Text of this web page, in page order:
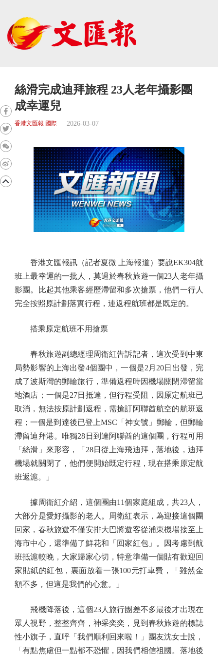
絲滑完成迪拜旅程 23人老年攝影團
成幸運兒
香港文匯報 國際 2026-03-07
香港文匯報訊（記者夏微 上海報道）要說EK304航
班上最幸運的一批人，莫過於春秋旅遊一個23人老年攝
影團。比起其他乘客經歷滯留和多次搶票，他們一行人
完全按照原計劃落實行程，連返程航班都是既定的。
搭乘原定航班不用搶票
春秋旅遊副總經理周衛紅告訴記者，這次受到中東
局勢影響的上海出發4個團中，一個是2月20日出發，完
成了波斯灣的郵輪旅行，準備返程時因機場關閉滯留當
地酒店；一個是27日抵達，但行程受阻，因原定航班已
取消，無法按原計劃返程，需搶訂阿聯酋航空的航班返
程；一個是到達後已登上MSC「神女號」郵輪，但郵輪
滯留迪拜港。唯獨28日到達阿聯酋的這個團，行程可用
「絲滑」來形容，「28日從上海飛迪拜，落地後，迪拜
機場就關閉了，他們便開始既定行程，現在搭乘原定航
班返滬。」
據周衛紅介紹，這個團由11個家庭組成，共23人，
大部分是愛好攝影的老人。周衛紅表示，為迎接這個團
回家，春秋旅遊不僅安排大巴將遊客從浦東機場接至上
海市中心，還準備了鮮花和「回家紅包」。因考慮到航
班抵滬較晚，大家歸家心切，特意準備一個貼有歡迎回
家貼紙的紅包，裏面放着一張100元打車費，「雖然金
額不多，但這是我們的心意。」
飛機降落後，這個23人旅行團差不多最後才出現在
眾人視野，整整齊齊，神采奕奕，見到春秋旅遊的標誌
性小旗子，直呼「我們順利回來啦！」團友沈女士說，
「有點焦慮但一點都不恐懼，因我們相信祖國。落地後